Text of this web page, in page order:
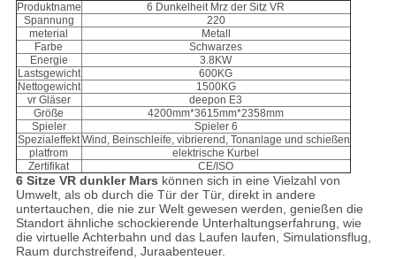
Produktname
6 Dunkelheit Mrz der Sitz VR
Spannung
220
meterial
Metall
Farbe
Schwarzes
Energie
3.8KW
Lastsgewicht
600KG
Nettogewicht
1500KG
vr Gläser
deepon E3
Größe
4200mm*3615mm*2358mm
Spieler
Spieler 6
SpezialeffektWind, Beinschleife, vibrierend, Tonanlage und schießen
platfrom
elektrische Kurbel
Zertifikat
CE/ISO
6 Sitze VR dunkler Mars können sich in eine Vielzahl von
Umwelt, als ob durch die Tür der Tür, direkt in andere
untertauchen, die nie zur Welt gewesen werden, genießen die
Standort ähnliche schockierende Unterhaltungserfahrung, wie
die virtuelle Achterbahn und das Laufen laufen, Simulationsflug,
Raum durchstreifend, Juraabenteuer.